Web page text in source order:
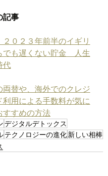
記事
２０２３年前半のイギリ
でも遅くない貯金　人生
代
両替や、海外でのクレジ
利用による手数料が気に
すすめの方法
デジタルデトックス
テクノロジーの進化新しい相棒